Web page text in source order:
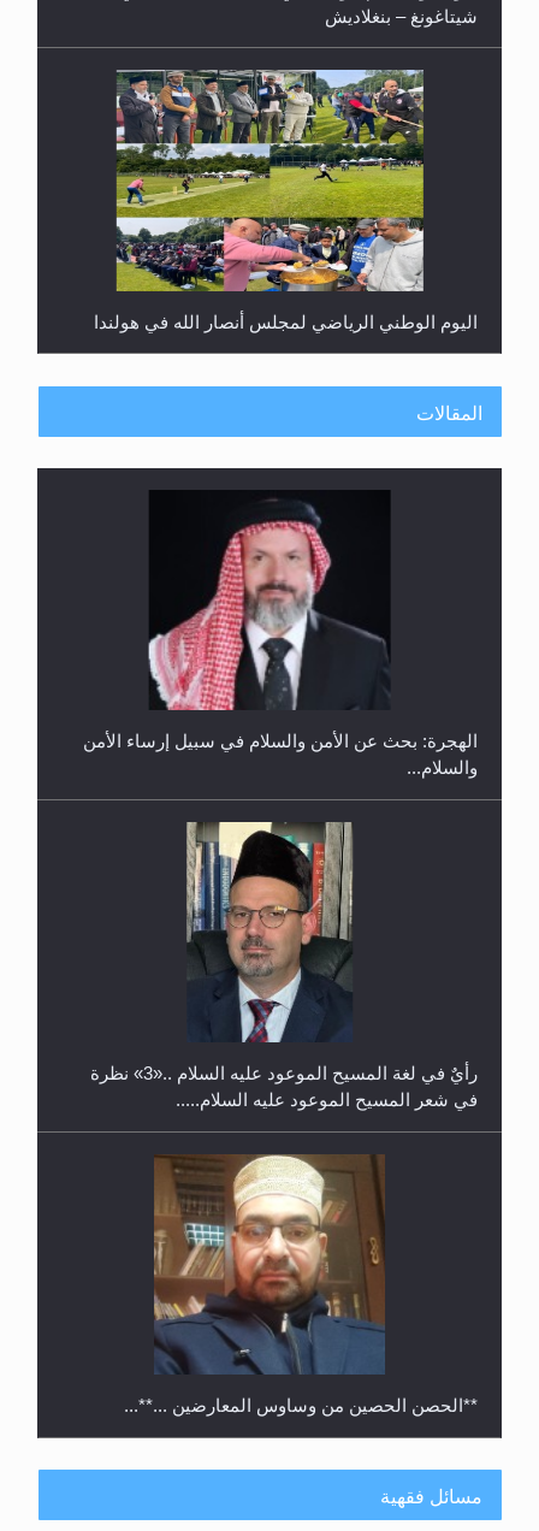
شيتاغونغ – بنغلاديش
اليوم الوطني الرياضي لمجلس أنصار الله في هولندا
إتمام حفظ القرآن الكريم لثلاثة طلاب من مدرسة الحفظ
حفل توزيع الشهادات في الجامعة الأحمدية بنيجيريا لعام
المقالات
الهجرة: بحث عن الأمن والسلام في سبيل إرساء الأمن
والسلام...
رأيٌ في لغة المسيح الموعود عليه السلام ..«3» نظرة
في شعر المسيح الموعود عليه السلام.....
**الحصن الحصين من وساوس المعارضين ...**...
مسائل فقهية